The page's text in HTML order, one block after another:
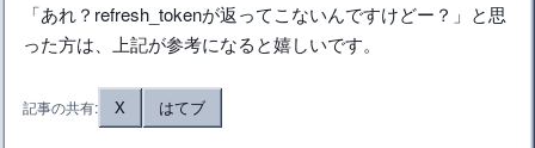
「あれ？refresh_tokenが返ってこないんですけどー？」と思
った方は、上記が参考になると嬉しいです。
記事の共有: X はてブ